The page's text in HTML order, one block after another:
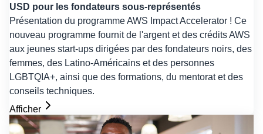
USD pour les fondateurs sous-représentés
Présentation du programme AWS Impact Accelerator ! Ce
nouveau programme fournit de l'argent et des crédits AWS
aux jeunes start-ups dirigées par des fondateurs noirs, des
femmes, des Latino-Américains et des personnes
LGBTQIA+, ainsi que des formations, du mentorat et des
conseils techniques.
Afficher